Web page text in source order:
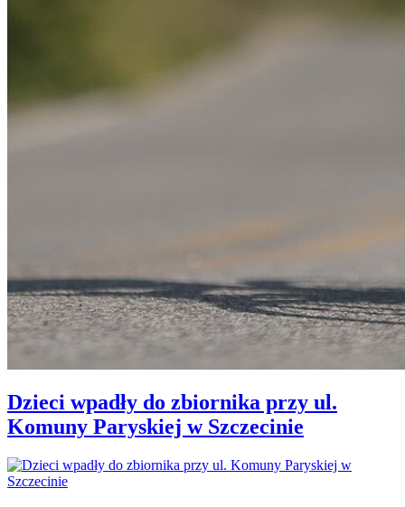
Dzieci wpadły do zbiornika przy ul.
Komuny Paryskiej w Szczecinie